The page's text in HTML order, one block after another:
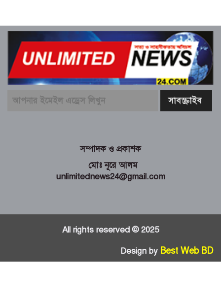
সম্পাদক ও প্রকাশক
মোঃ নূরে আলম
unlimitednews24@gmail.com
All rights reserved © 2025
Design by Best Web BD